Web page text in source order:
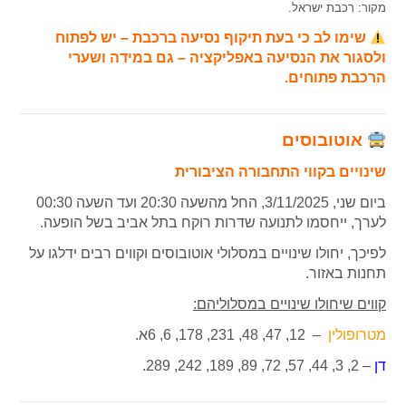
מקור: רכבת ישראל.
שימו לב כי בעת תיקוף נסיעה ברכבת – יש לפתוח
ולסגור את הנסיעה באפליקציה – גם במידה ושערי
הרכבת פתוחים.
אוטובוסים
שינויים בקווי התחבורה הציבורית
ביום שני, 3/11/2025, החל מהשעה 20:30 ועד השעה 00:30
לערך, ייחסמו לתנועה שדרות רוקח בתל אביב בשל הופעה.
לפיכך, יחולו שינויים במסלולי אוטובוסים וקווים רבים ידלגו על
תחנות באזור.
קווים שיחולו שינויים במסלוליהם:
מטרופולין – 12, 47, 48, 231, 178, 6, 6א.
דן – 2, 3, 44, 57, 72, 89, 189, 242, 289.